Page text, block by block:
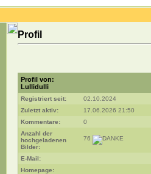
Profil
Profil von:
Lullidulli
Registriert seit:
02.10.2024
Zuletzt aktiv:
17.06.2026 21:50
Kommentare:
0
Anzahl der
hochgeladenen
Bilder:
76
E-Mail:
Homepage: